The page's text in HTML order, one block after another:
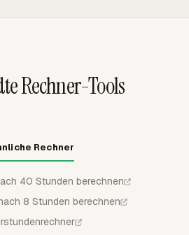
Rechner-Tools
Rechner
40 Stunden berechnen
8 Stunden berechnen